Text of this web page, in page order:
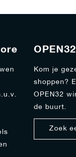
Kom je
shoppen?
OPEN32
de buurt.
Zoek